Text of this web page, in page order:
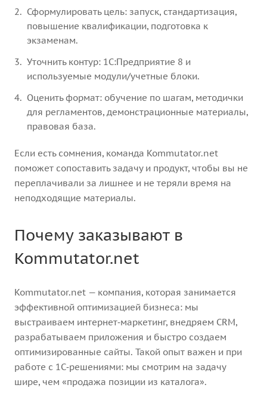
Сформулировать цель: запуск, стандартизация,
повышение квалификации, подготовка к
экзаменам.
Уточнить контур: 1С:Предприятие 8 и
используемые модули/учетные блоки.
Оценить формат: обучение по шагам, методички
для регламентов, демонстрационные материалы,
правовая база.
Если есть сомнения, команда Kommutator.net
поможет сопоставить задачу и продукт, чтобы вы не
переплачивали за лишнее и не теряли время на
неподходящие материалы.
Почему заказывают в
Kommutator.net
Kommutator.net — компания, которая занимается
эффективной оптимизацией бизнеса: мы
выстраиваем интернет‑маркетинг, внедряем CRM,
разрабатываем приложения и быстро создаем
оптимизированные сайты. Такой опыт важен и при
работе с 1С‑решениями: мы смотрим на задачу
шире, чем «продажа позиции из каталога».